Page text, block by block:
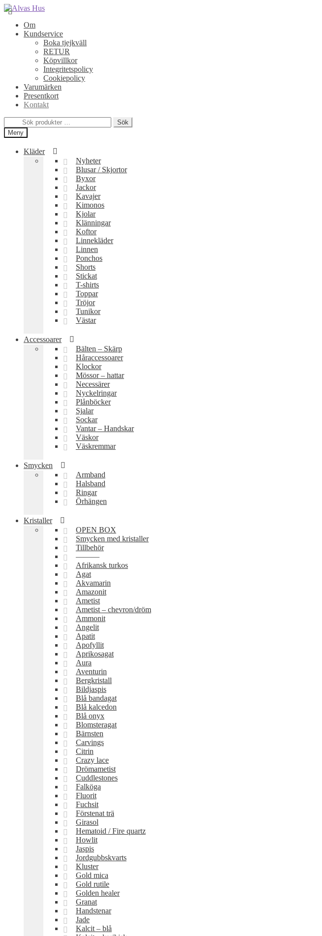
Hoppa
till
navigering
Hoppa
till
innehållOm
Kundservice
Boka tjejkväll
RETUR
Köpvillkor
Integritetspolicy
Cookiepolicy
Varumärken
Presentkort
Kontakt
efter:
Sök
Meny
Kläder
Nyheter
Blusar / Skjortor
Byxor
Jackor
Kavajer
Kimonos
Kjolar
Klänningar
Koftor
Linnekläder
Linnen
Ponchos
Shorts
Stickat
T-shirts
Toppar
Tröjor
Tunikor
Västar
Accessoarer
Bälten – Skärp
Håraccessoarer
Klockor
Mössor – hattar
Necessärer
Nyckelringar
Plånböcker
Sjalar
Sockar
Vantar – Handskar
Väskor
Väskremmar
Smycken
Armband
Halsband
Ringar
Örhängen
Kristaller
OPEN BOX
Smycken med kristaller
Tillbehör
———
Afrikansk turkos
Agat
Akvamarin
Amazonit
Ametist
Ametist – chevron/dröm
Ammonit
Angelit
Apatit
Apofyllit
Aprikosagat
Aura
Aventurin
Bergkristall
Bildjaspis
Blå bandagat
Blå kalcedon
Blå onyx
Blomsteragat
Bärnsten
Carvings
Citrin
Crazy lace
Drömametist
Cuddlestones
Falköga
Fluorit
Fuchsit
Förstenat trä
Girasol
Hematoid / Fire quartz
Howlit
Jaspis
Jordgubbskvarts
Kluster
Gold mica
Gold rutile
Golden healer
Granat
Handstenar
Jade
Kalcit – blå